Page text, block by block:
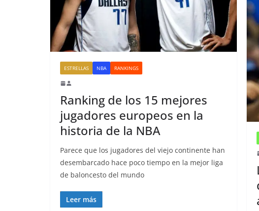
ESTRELLAS NBA RANKINGS
Ranking de los 15 mejores
jugadores europeos en la
historia de la NBA
Parece que los jugadores del viejo continente han
desembarcado hace poco tiempo en la mejor liga
de baloncesto del mundo
Leer más